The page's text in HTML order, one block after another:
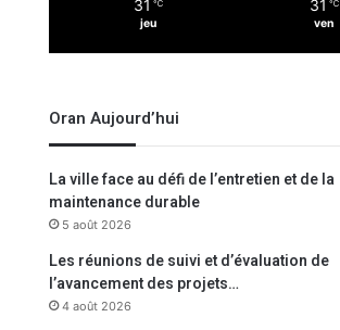
31 ℃
jeu
31 ℃
ven
Oran Aujourd’hui
La ville face au défi de l’entretien et de la
maintenance durable
5 août 2026
Les réunions de suivi et d’évaluation de
l’avancement des projets…
4 août 2026